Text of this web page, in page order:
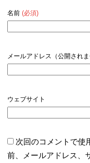
名前 (必須)
メールアドレス（公開されま
ウェブサイト
次回のコメントで使
前、メールアドレス、